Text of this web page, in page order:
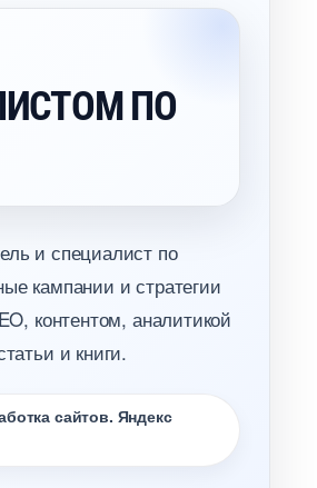
ПО
и специалист по
кампании и стратегии
контентом, аналитикой
и книги.
сайтов. Яндекс